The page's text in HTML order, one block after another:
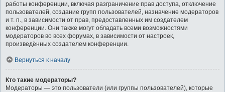
работы конференции, включая разграничение прав доступа, отключение
пользователей, создание групп пользователей, назначение модераторов
и т. п., в зависимости от прав, предоставленных им создателем
конференции. Они также могут обладать всеми возможностями
модераторов во всех форумах, в зависимости от настроек,
произведённых создателем конференции.
Вернуться к началу
Кто такие модераторы?
Модераторы — это пользователи (или группы пользователей), которые